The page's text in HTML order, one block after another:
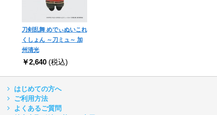
刀剣乱舞 めでぃぬいこれ
くしょん ～刀ミュ～ 加
州清光
￥2,640 (税込)
はじめての方へ
ご利用方法
よくあるご質問